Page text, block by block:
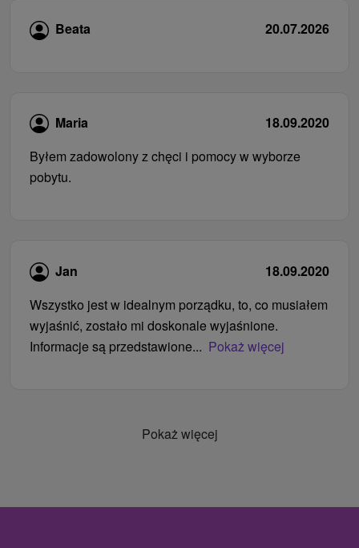
Beata 20.07.2026
Maria
18.09.2020
Byłem zadowolony z chęci i pomocy w wyborze
pobytu.
Jan
18.09.2020
Wszystko jest w idealnym porządku, to, co musiałem
wyjaśnić, zostało mi doskonale wyjaśnione.
Informacje są przedstawione... Pokaż więcej
Pokaż więcej